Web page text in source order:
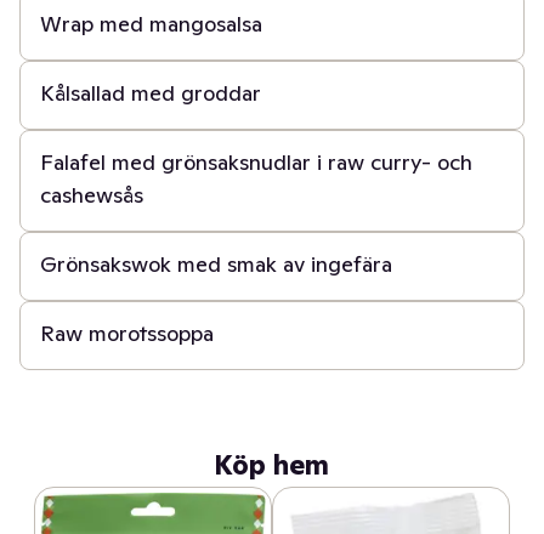
Wrap med mangosalsa
15 min
Kålsallad med groddar
45 min
Falafel med grönsaksnudlar i raw curry- och
cashewsås
20 min
Grönsakswok med smak av ingefära
15 min
Raw morotssoppa
Köp hem